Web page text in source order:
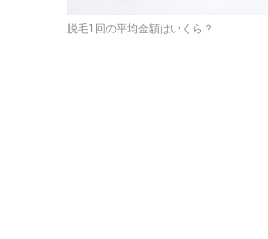
脱毛1回の平均金額はいくら？